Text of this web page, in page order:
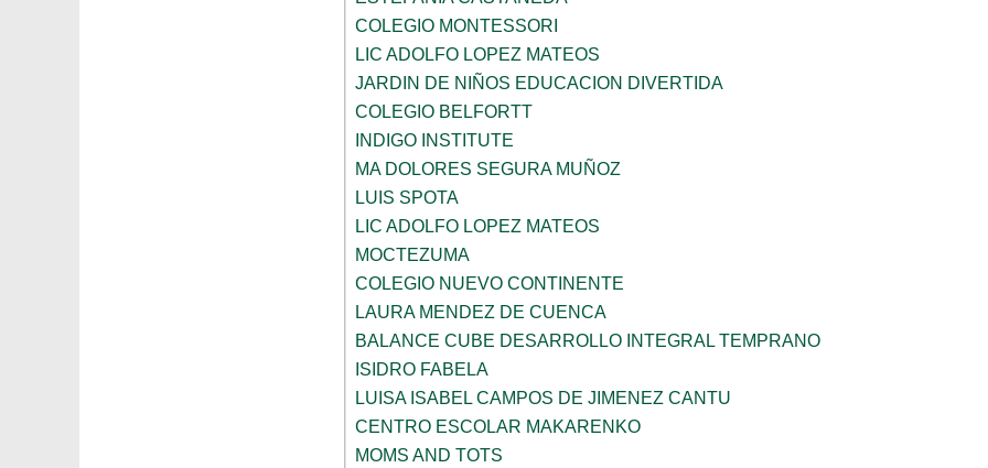
COLEGIO MONTESSORI
LIC ADOLFO LOPEZ MATEOS
JARDIN DE NIÑOS EDUCACION DIVERTIDA
COLEGIO BELFORTT
INDIGO INSTITUTE
MA DOLORES SEGURA MUÑOZ
LUIS SPOTA
LIC ADOLFO LOPEZ MATEOS
MOCTEZUMA
COLEGIO NUEVO CONTINENTE
LAURA MENDEZ DE CUENCA
BALANCE CUBE DESARROLLO INTEGRAL TEMPRANO
ISIDRO FABELA
LUISA ISABEL CAMPOS DE JIMENEZ CANTU
CENTRO ESCOLAR MAKARENKO
MOMS AND TOTS